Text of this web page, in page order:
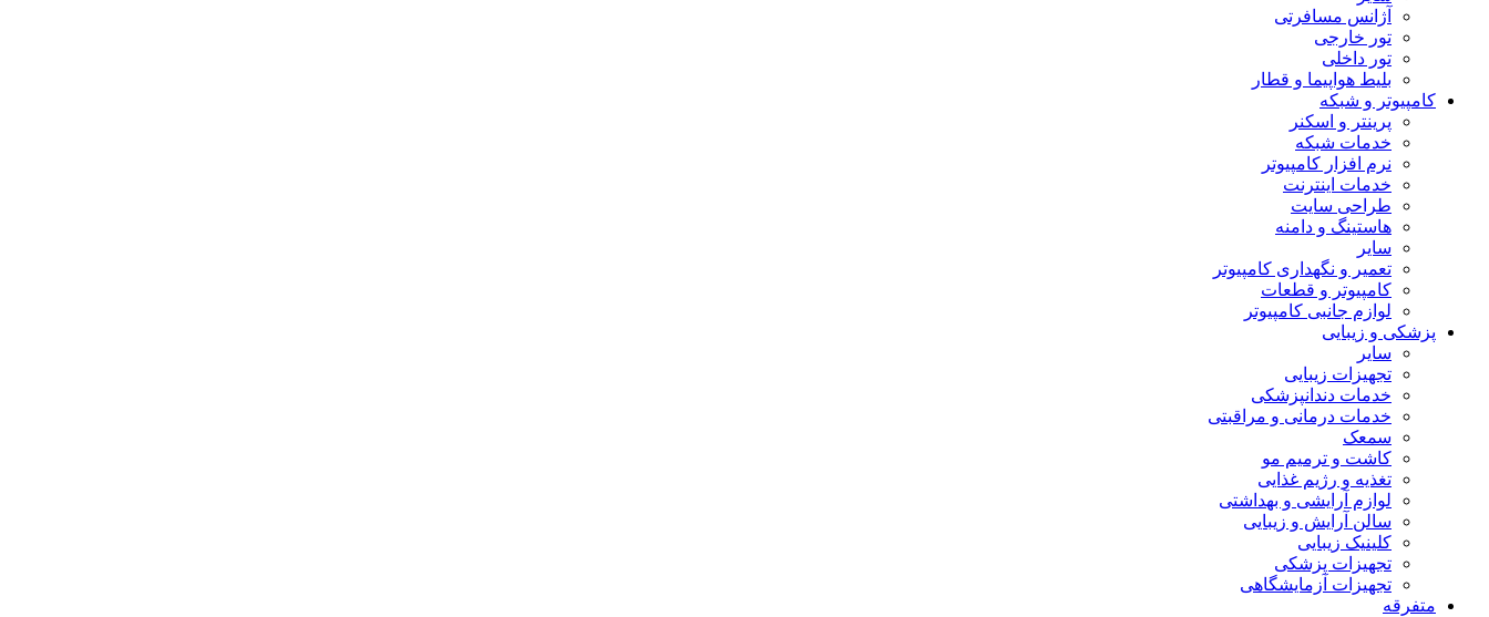
آژانس مسافرتی
تور خارجی
تور داخلی
بلیط هواپیما و قطار
کامپیوتر و شبکه
پرینتر و اسکنر
خدمات شبکه
نرم افزار کامپیوتر
خدمات اینترنت
طراحی سایت
هاستینگ و دامنه
سایر
تعمیر و نگهداری کامپیوتر
کامپیوتر و قطعات
لوازم جانبی کامپیوتر
پزشکی و زیبایی
سایر
تجهیزات زیبایی
خدمات دندانپزشکی
خدمات درمانی و مراقبتی
سمعک
کاشت و ترمیم مو
تغذیه و رژیم غذایی
لوازم آرایشی و بهداشتی
سالن آرایش و زیبایی
کلینیک زیبایی
تجهیزات پزشکی
تجهیزات آزمایشگاهی
متفرقه